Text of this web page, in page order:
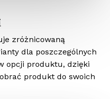
zróżnicowaną
dla poszczególnych
opcji produktu, dzięki
produkt do swoich